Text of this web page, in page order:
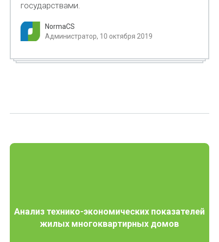
государствами.
NormaCS
Администратор, 10 октября 2019
Анализ технико-экономических показателей
жилых многоквартирных домов